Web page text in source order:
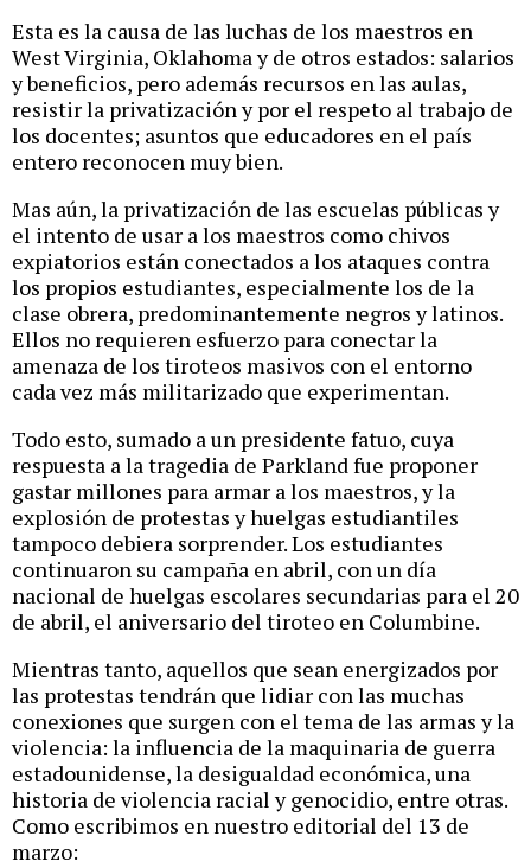
Esta es la causa de las luchas de los maestros en
West Virginia, Oklahoma y de otros estados: salarios
y beneficios, pero además recursos en las aulas,
resistir la privatización y por el respeto al trabajo de
los docentes; asuntos que educadores en el país
entero reconocen muy bien.
Mas aún, la privatización de las escuelas públicas y
el intento de usar a los maestros como chivos
expiatorios están conectados a los ataques contra
los propios estudiantes, especialmente los de la
clase obrera, predominantemente negros y latinos.
Ellos no requieren esfuerzo para conectar la
amenaza de los tiroteos masivos con el entorno
cada vez más militarizado que experimentan.
Todo esto, sumado a un presidente fatuo, cuya
respuesta a la tragedia de Parkland fue proponer
gastar millones para armar a los maestros, y la
explosión de protestas y huelgas estudiantiles
tampoco debiera sorprender. Los estudiantes
continuaron su campaña en abril, con un día
nacional de huelgas escolares secundarias para el 20
de abril, el aniversario del tiroteo en Columbine.
Mientras tanto, aquellos que sean energizados por
las protestas tendrán que lidiar con las muchas
conexiones que surgen con el tema de las armas y la
violencia: la influencia de la maquinaria de guerra
estadounidense, la desigualdad económica, una
historia de violencia racial y genocidio, entre otras.
Como escribimos en nuestro editorial del 13 de
marzo: